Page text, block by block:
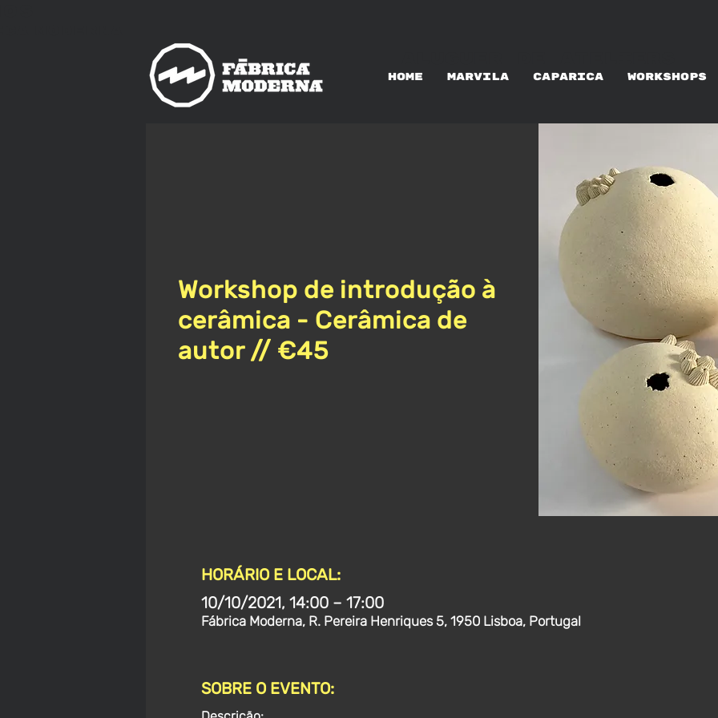
HOME MARVILA CAPARICA WORKSHOPS
Workshop de introdução à
cerâmica - Cerâmica de
autor // €45
HORÁRIO E LOCAL:
10/10/2021, 14:00 – 17:00
Fábrica Moderna, R. Pereira Henriques 5, 1950 Lisboa, Portugal
SOBRE O EVENTO: